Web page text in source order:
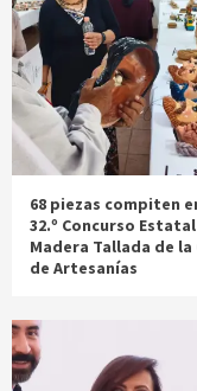
68 piezas compiten
32.º Concurso
Madera Tallada de la
de Artesanías